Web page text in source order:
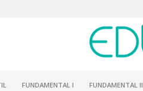
FUNDAMENTAL I FUNDAMENTAL II